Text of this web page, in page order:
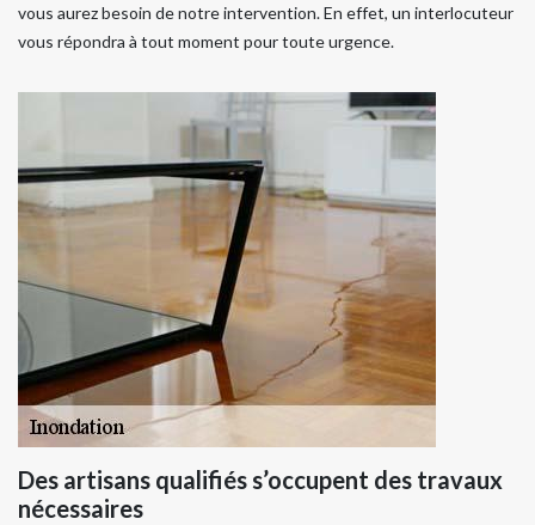
vous aurez besoin de notre intervention. En effet, un interlocuteur
vous répondra à tout moment pour toute urgence.
Des artisans qualifiés s’occupent des travaux
nécessaires